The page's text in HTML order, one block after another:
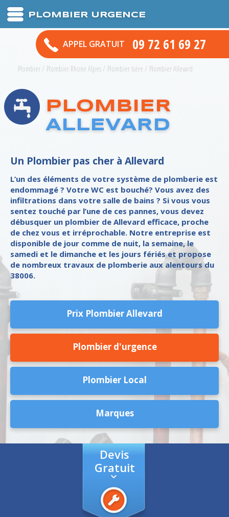
PLOMBIER URGENCE
APPEL GRATUIT 09 72 61 69 27
Plombier/ Plombier Rhone Alpes/ Plombier Isère / Plombier Allevard
PLOMBIER
ALLEVARD
Un Plombier pas cher à Allevard
L’un des éléments de votre système de plomberie est
endommagé ? Votre WC est bouché? Vous avez des
infiltrations dans votre salle de bains ? Si vous vous
sentez touché par l’une de ces pannes, vous devez
débusquer un plombier de Allevard efficace, proche
de chez vous et irréprochable. Notre entreprise est
disponible de jour comme de nuit, la semaine, le
samedi et le dimanche et les jours fériés et propose
de nombreux travaux de plomberie aux alentours du
38006.
Prix Plombier Allevard
Plombier d'urgence
Plombier Local
Marques
Devis
Gratuit